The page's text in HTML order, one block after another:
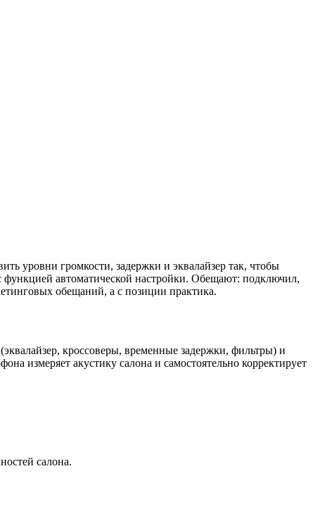
уровни громкости, задержки и эквалайзер так, чтобы
функцией автоматической настройки. Обещают: подключил,
обещаний, а с позиции практика.
кроссоверы, временные задержки, фильтры) и
измеряет акустику салона и самостоятельно корректирует
салона.